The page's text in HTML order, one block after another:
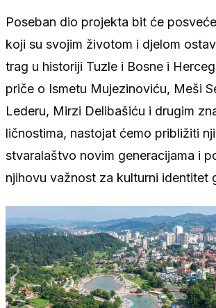
Poseban dio projekta bit će
koji su svojim životom i djelom
trag u historiji Tuzle i Bosne i
priče o Ismetu Mujezinoviću, Meši
Lederu, Mirzi Delibašiću i drugim
ličnostima, nastojat ćemo približiti
stvaralaštvo novim generacijama i
njihovu važnost za kulturni identitet